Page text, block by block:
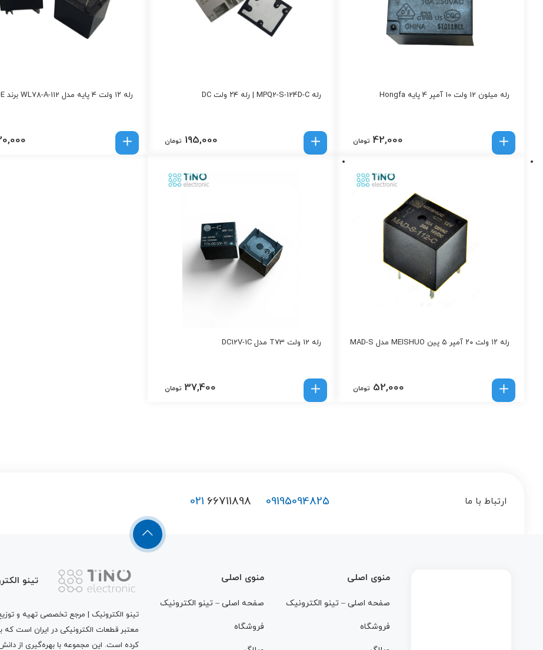
رله میلون 12 ولت 10 آمپر 4 پایه Hongfa
42,000 تومان
رله MPQ2-S-124D-C | رله ۲۴ ولت DC
195,000 تومان
رله ۱۲ ولت ۴ پایه مدل WL78-A-112 برند WQE
رله ۱۲ ولت ۲۰ آمپر ۵ پین MEISHUO مدل MAD-S
52,000 تومان
رله 12 ولت T73 مدل DC12V-1C
37,400 تومان
ارتباط با ما 021 66711898 09195094825
منوی اصلی
صفحه اصلی – تینو الکترونیک
فروشگاه
منوی اصلی
صفحه اصلی – تینو الکترونیک
فروشگاه
تینو
تینو الکترونیک | مرجع تخصصی تهیه و
معتبر قطعات الکترونیکی در ایران است
کرده است. این مجموعه با بهره‌گیری از